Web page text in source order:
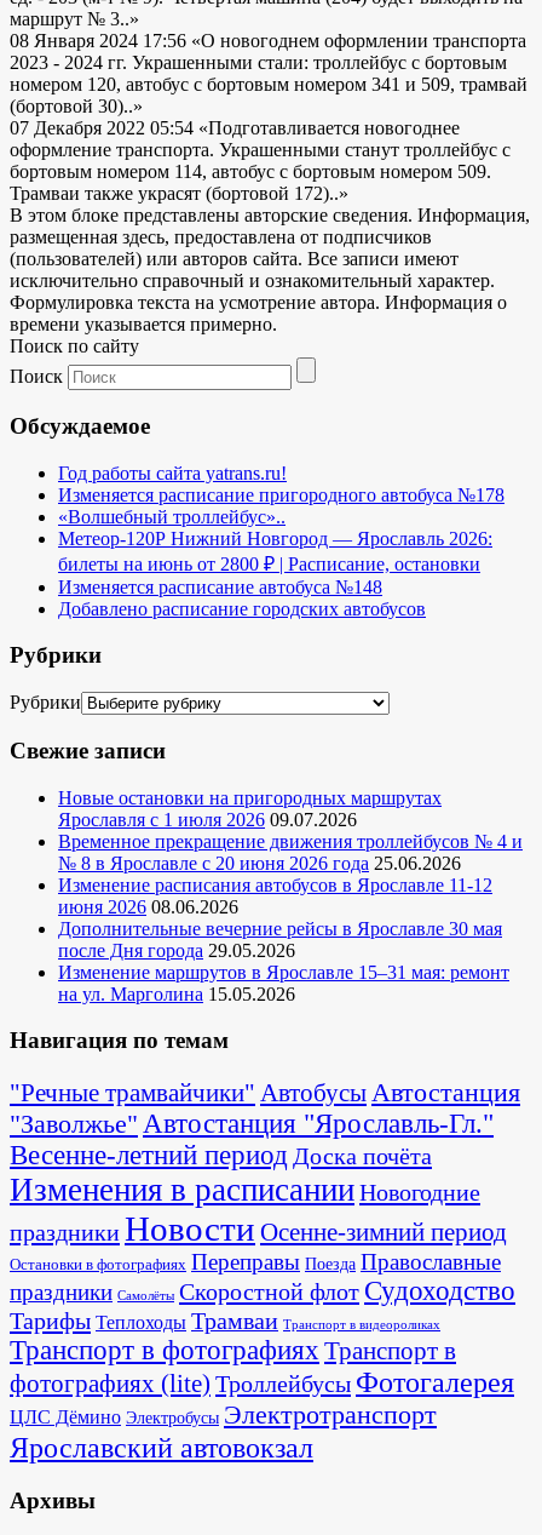
маршрут № 3..»
08 Января 2024 17:56 «О новогоднем оформлении транспорта
2023 - 2024 гг. Украшенными стали: троллейбус с бортовым
номером 120, автобус с бортовым номером 341 и 509, трамвай
(бортовой 30)..»
07 Декабря 2022 05:54 «Подготавливается новогоднее
оформление транспорта. Украшенными станут троллейбус с
бортовым номером 114, автобус с бортовым номером 509.
Трамваи также украсят (бортовой 172)..»
В этом блоке представлены авторские сведения. Информация,
размещенная здесь, предоставлена от подписчиков
(пользователей) или авторов сайта. Все записи имеют
исключительно справочный и ознакомительный характер.
Формулировка текста на усмотрение автора. Информация о
времени указывается примерно.
Поиск по сайту
Поиск
Обсуждаемое
Год работы сайта yatrans.ru!
Изменяется расписание пригородного автобуса №178
«Волшебный троллейбус»..
Метеор-120Р Нижний Новгород — Ярославль 2026:
билеты на июнь от 2800 ₽ | Расписание, остановки
Изменяется расписание автобуса №148
Добавлено расписание городских автобусов
Рубрики
Рубрики
Свежие записи
Новые остановки на пригородных маршрутах
Ярославля с 1 июля 2026 09.07.2026
Временное прекращение движения троллейбусов № 4 и
№ 8 в Ярославле с 20 июня 2026 года 25.06.2026
Изменение расписания автобусов в Ярославле 11-12
июня 2026 08.06.2026
Дополнительные вечерние рейсы в Ярославле 30 мая
после Дня города 29.05.2026
Изменение маршрутов в Ярославле 15–31 мая: ремонт
на ул. Марголина 15.05.2026
Навигация по темам
"Речные трамвайчики" АвтобусыАвтостанция
"Заволжье" Автостанция "Ярославль-Гл."
Весенне-летний период Доска почёта
Изменения в расписанииНовогодние
праздникиНовости Осенне-зимний период
Остановки в фотографиях Переправы Поезда Православные
праздники Самолёты Скоростной флот Судоходство
Тарифы Теплоходы Трамваи Транспорт в видеороликах
Транспорт в фотографияхТранспорт в
фотографиях (lite) Троллейбусы Фотогалерея
ЦЛС Дёмино Электробусы Электротранспорт
Ярославский автовокзал
Архивы